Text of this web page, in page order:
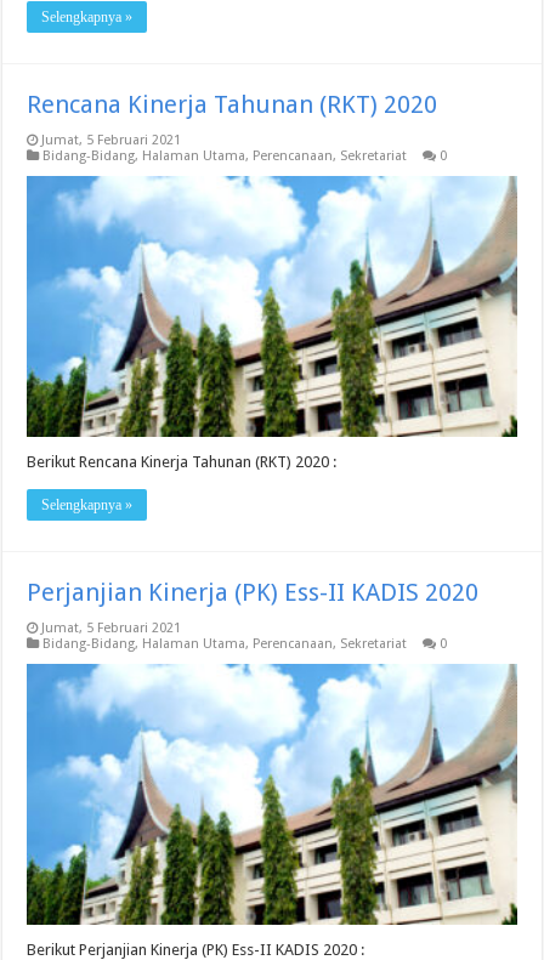
Selengkapnya »
Rencana Kinerja Tahunan (RKT) 2020
Jumat, 5 Februari 2021
Bidang-Bidang, Halaman Utama, Perencanaan, Sekretariat 0
Berikut Rencana Kinerja Tahunan (RKT) 2020 :
Selengkapnya »
Perjanjian Kinerja (PK) Ess-II KADIS 2020
Jumat, 5 Februari 2021
Bidang-Bidang, Halaman Utama, Perencanaan, Sekretariat 0
Berikut Perjanjian Kinerja (PK) Ess-II KADIS 2020 :